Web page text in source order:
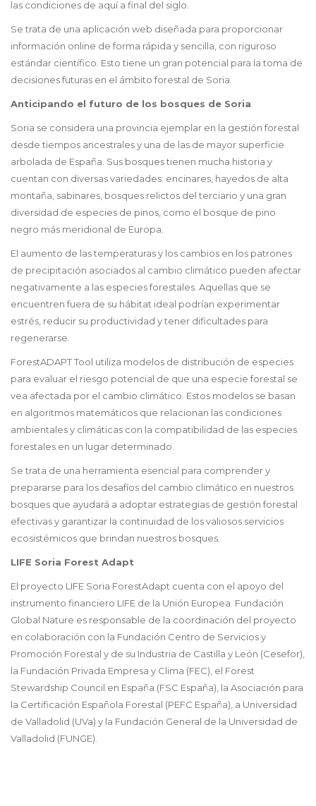
las condiciones de aquí a final del siglo.
Se trata de una aplicación web diseñada para proporcionar
información online de forma rápida y sencilla, con riguroso
estándar científico. Esto tiene un gran potencial para la toma de
decisiones futuras en el ámbito forestal de Soria.
Anticipando el futuro de los bosques de Soria
Soria se considera una provincia ejemplar en la gestión forestal
desde tiempos ancestrales y una de las de mayor superficie
arbolada de España. Sus bosques tienen mucha historia y
cuentan con diversas variedades: encinares, hayedos de alta
montaña, sabinares, bosques relictos del terciario y una gran
diversidad de especies de pinos, como el bosque de pino
negro más meridional de Europa.
El aumento de las temperaturas y los cambios en los patrones
de precipitación asociados al cambio climático pueden afectar
negativamente a las especies forestales. Aquellas que se
encuentren fuera de su hábitat ideal podrían experimentar
estrés, reducir su productividad y tener dificultades para
regenerarse.
ForestADAPT Tool utiliza modelos de distribución de especies
para evaluar el riesgo potencial de que una especie forestal se
vea afectada por el cambio climático. Estos modelos se basan
en algoritmos matemáticos que relacionan las condiciones
ambientales y climáticas con la compatibilidad de las especies
forestales en un lugar determinado.
Se trata de una herramienta esencial para comprender y
prepararse para los desafíos del cambio climático en nuestros
bosques que ayudará a adoptar estrategias de gestión forestal
efectivas y garantizar la continuidad de los valiosos servicios
ecosistémicos que brindan nuestros bosques.
LIFE Soria Forest Adapt
El proyecto LIFE Soria ForestAdapt cuenta con el apoyo del
instrumento financiero LIFE de la Unión Europea. Fundación
Global Nature es responsable de la coordinación del proyecto
en colaboración con la Fundación Centro de Servicios y
Promoción Forestal y de su Industria de Castilla y León (Cesefor),
la Fundación Privada Empresa y Clima (FEC), el Forest
Stewardship Council en España (FSC España), la Asociación para
la Certificación Española Forestal (PEFC España), a Universidad
de Valladolid (UVa) y la Fundación General de la Universidad de
Valladolid (FUNGE).